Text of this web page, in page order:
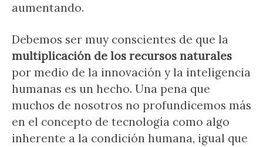
aumentando.
Debemos ser muy conscientes de que la
multiplicación de los recursos naturales
por medio de la innovación y la inteligencia
humanas es un hecho. Una pena que
muchos de nosotros no profundicemos más
en el concepto de tecnología como algo
inherente a la condición humana, igual que